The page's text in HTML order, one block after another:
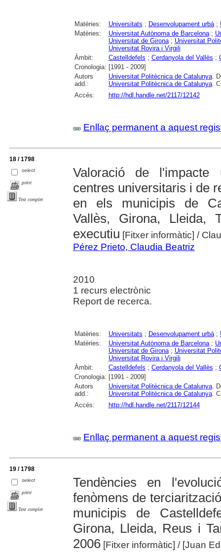
Matèries: Universitats ; Desenvolupament urbà;
Matèries:
Universitat Autònoma de Barcelona;
Universitat de Girona; Universitat
Universitat Rovira i Virgili
Àmbit:
Castelldefels ; Cerdanyola del Vallès ;
Cronologia: [1991 - 2009]
Autors
add.:
Universitat Politècnica de Catalunya.
Universitat Politècnica de Catalunya.
Accés:
http://hdl.handle.net/2117/12142
Enllaç permanent a aquest
18 / 1798
select
print
Text complet
Valoració de l'impacte
centres universitaris i de
en els municipis de
Vallès, Girona, Lleida,
executiu [Fitxer informàtic] /
Pérez Prieto, Claudia Beatriz
2010
1 recurs electrònic
Report de recerca.
Matèries: Universitats ; Desenvolupament urbà;
Matèries:
Universitat Autònoma de Barcelona;
Universitat de Girona; Universitat
Universitat Rovira i Virgili
Àmbit:
Castelldefels ; Cerdanyola del Vallès ;
Cronologia: [1991 - 2009]
Autors
add.:
Universitat Politècnica de Catalunya.
Universitat Politècnica de Catalunya.
Accés:
http://hdl.handle.net/2117/12144
Enllaç permanent a aquest
19 / 1798
select
print
Text complet
Tendències en
fenòmens de
municipis de
Girona, Lleida, Reus i
2006[Fitxer informàtic] / [Juan